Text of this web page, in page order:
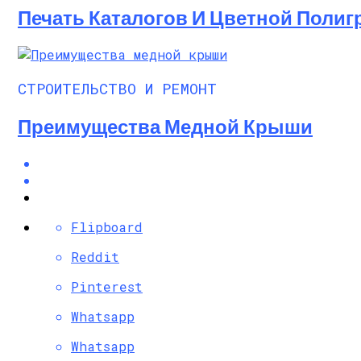
Печать Каталогов И Цветной
СТРОИТЕЛЬСТВО И РЕМОНТ
Преимущества Медной Крыши
Flipboard
Reddit
Pinterest
Whatsapp
Whatsapp